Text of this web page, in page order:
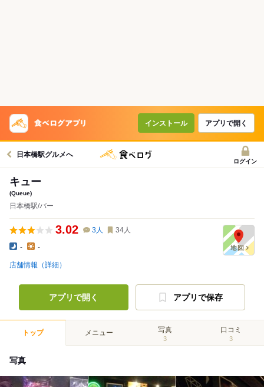
インストール アプリで開く
日本橋駅グルメへ
ログイン
キュー
(Queue)
日本橋駅/バー
3.02 3人 34人
- -
店舗情報（詳細）
アプリで開く アプリで保存
トップ メニュー 写真
3
口コミ
3
写真